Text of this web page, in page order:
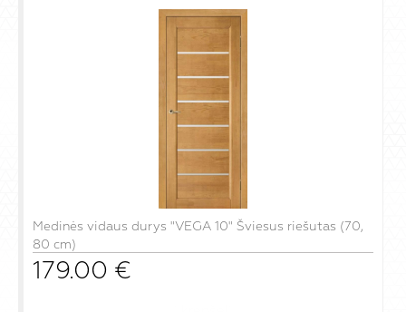
Medinės vidaus durys "VEGA 10" Šviesus riešutas (70,
80 cm)
179.00 €